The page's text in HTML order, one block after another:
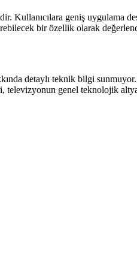
Kullanıcılara geniş uygulama
bir özellik olarak
detaylı teknik bilgi
genel teknolojik